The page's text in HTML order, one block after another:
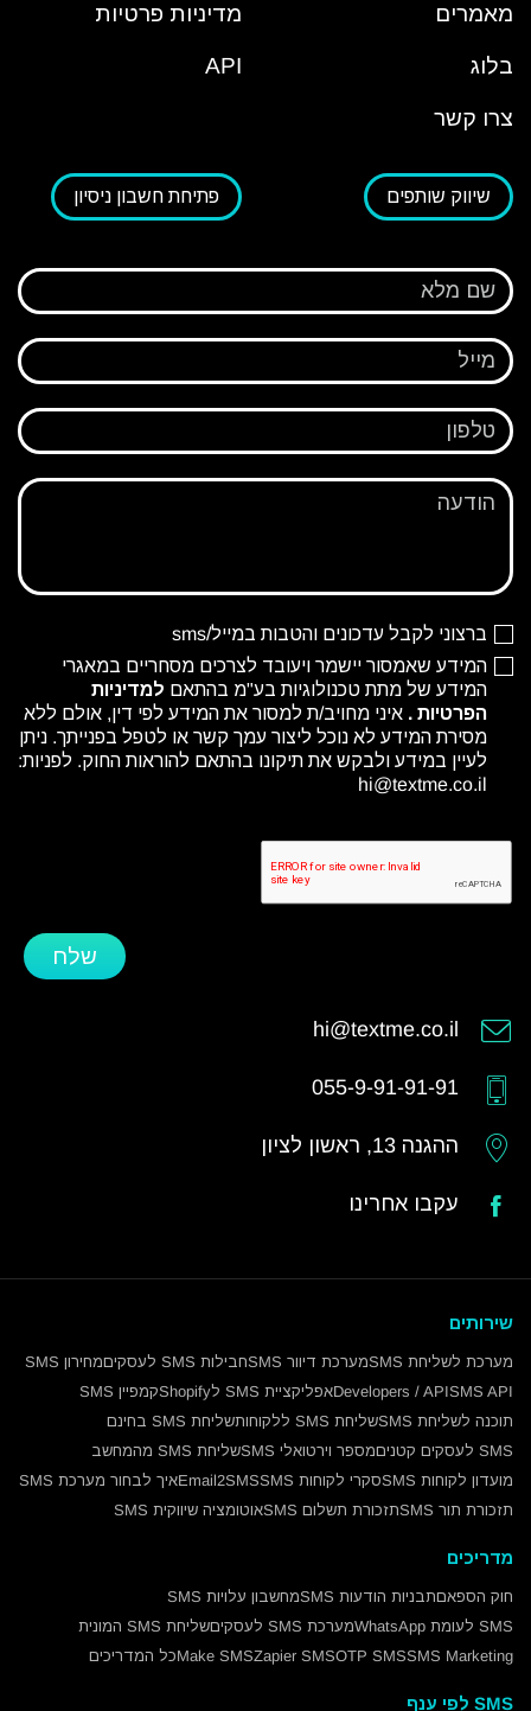
מאמרים
בלוג
צרו קשר
מדיניות פרטיות
API
פתיחת חשבון ניסיון שיווק שותפים
שם מלא
מייל
טלפון
הודעה
ברצוני לקבל עדכונים והטבות במייל/sms
המידע שאמסור יישמר ויעובד לצרכים מסחריים במאגרי
המידע של מתת טכנולוגיות בע"מ בהתאם למדיניות
הפרטיות . איני מחויב/ת למסור את המידע לפי דין, אולם ללא
מסירת המידע לא נוכל ליצור עמך קשר או לטפל בפנייתך. ניתן
לעיין במידע ולבקש את תיקונו בהתאם להוראות החוק. לפניות:
hi@textme.co.il
שלח
hi@textme.co.il
055-9-91-91-91
ההגנה 13, ראשון לציון
עקבו אחרינו
שירותים
מערכת לשליחת SMS מערכת דיוור SMS חבילות SMS לעסקים
מחירון SMS
SMS API
Developers / APIאפליקציית SMS לShopify
קמפיין SMS
תוכנה לשליחת SMS
שליחת SMS ללקוחות
שליחת SMS בחינם
SMS לעסקים קטנים
מספר וירטואלי SMS
שליחת SMS מהמחשב
מועדון לקוחות SMS
סקרי לקוחות SMS Email2SMSאיך לבחור מערכת SMS
תזכורת תור SMS
תזכורת תשלום SMS אוטומציה שיווקית SMS
מדריכים
חוק הספאםתבניות הודעות SMS
מחשבון עלויות SMS
SMS לעומת WhatsApp
מערכת SMS לעסקים
שליחת SMS המונית
SMS Marketing
OTP SMS
Zapier SMS
Make SMSכל המדריכים
SMS לפי ענף